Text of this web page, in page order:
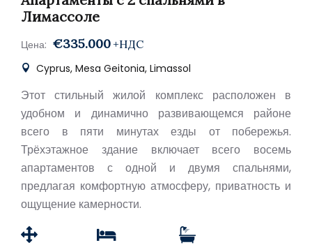
Лимассоле
Цена: €335.000 +НДС
Cyprus, Mesa Geitonia, Limassol
Этот стильный жилой комплекс расположен в
удобном и динамично развивающемся районе
всего в пяти минутах езды от побережья.
Трёхэтажное здание включает всего восемь
апартаментов с одной и двумя спальнями,
предлагая комфортную атмосферу, приватность и
ощущение камерности.